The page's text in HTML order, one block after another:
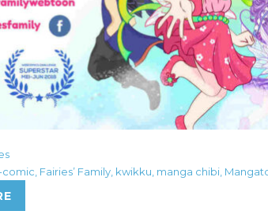
comic Fairies’ Family kwikku manga chibi